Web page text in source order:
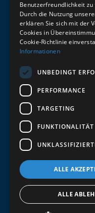
ZUM NEWSLETTER
Melde dich jetzt zum
erste Bestellung.
Deine Email
Abschicken
German
Benutzerfreundlichkeit
Durch die Nutzung
erklären Sie sich mit der
Cookies in
Cookie-Richtlinie
Informationen
UNBEDINGT
PERFORMANCE
TARGETING
FUNKTIONALITÄT
ALLE
ALLE